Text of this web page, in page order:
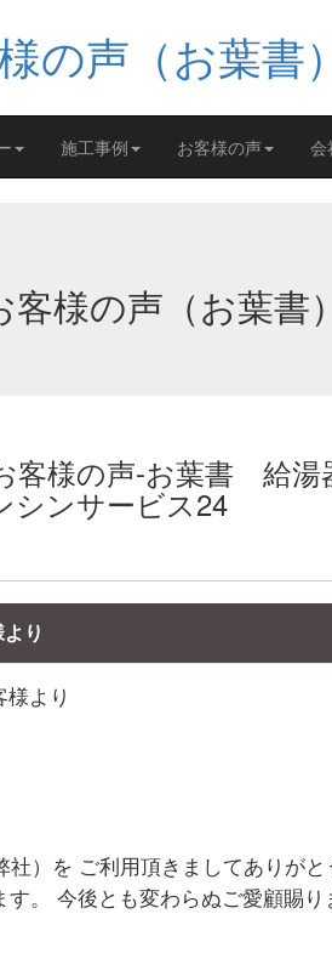
施工事例 お客様の声 会
客様の声（お葉書）
客様の声-お葉書 給湯
シンサービス24
り
）を ご利用頂きましてありがと
。 今後とも変わらぬご愛顧賜